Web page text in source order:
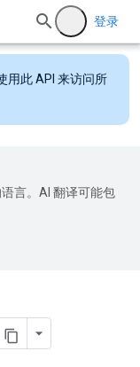
登录
用此 API 来访问所
言。AI 翻译可能包